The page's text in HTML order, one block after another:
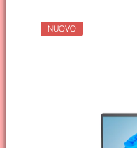
NUOVO